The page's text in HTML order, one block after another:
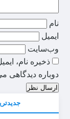
نام
ایمیل
وب‌سایت
ذخیره نام،
دوباره دیدگاهی
ارسال نظر